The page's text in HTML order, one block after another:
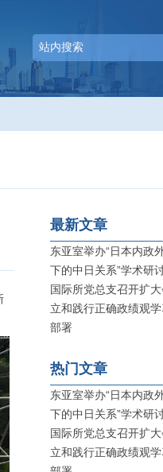
最新文章
东亚室举办“日本内政
下的中日关系”学术研
国际所党总支召开扩
立和践行正确政绩观
部署
热门文章
东亚室举办“日本内政
下的中日关系”学术研
国际所党总支召开扩
立和践行正确政绩观